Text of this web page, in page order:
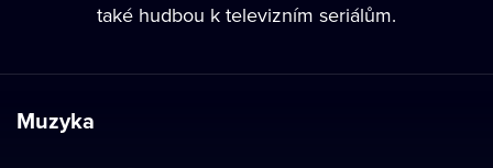
také hudbou k televizním seriálům.
Muzyka